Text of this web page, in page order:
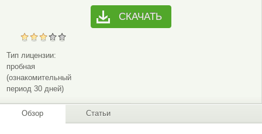
СКАЧАТЬ
Тип лицензии:
пробная
(ознакомительный
период 30 дней)
Обзор Статьи